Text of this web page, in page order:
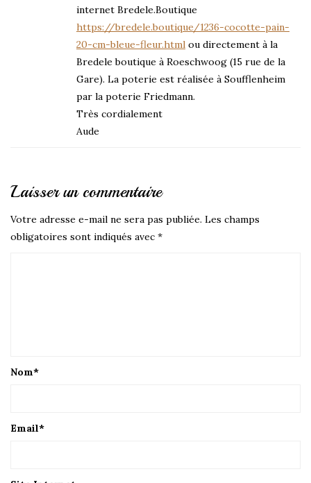
internet Bredele.Boutique
https://bredele.boutique/1236-cocotte-pain-
20-cm-bleue-fleur.html ou directement à la
Bredele boutique à Roeschwoog (15 rue de la
Gare). La poterie est réalisée à Soufflenheim
par la poterie Friedmann.
Très cordialement
Aude
Laisser un commentaire
Votre adresse e-mail ne sera pas publiée. Les champs
obligatoires sont indiqués avec *
Nom*
Email*